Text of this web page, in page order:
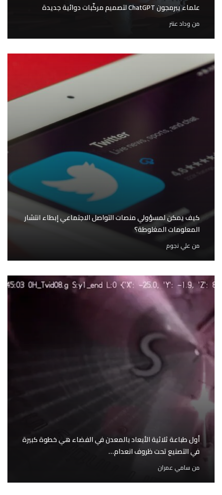
علماء يبرمجون ChatGPT لتصميم مركّبات دوائية جديدة
من وداد عنتر
كيف يمكن لمسؤولي منصات التواصل الاجتماعي إبطاء انتشار
المعلومات المغلوطة؟
من علي نجوم
أول طباعة ثلاثية الأبعاد بالمعدن في الفضاء هي خطوة كبيرة
في التصنيع تحت ظروف انعدام…
من سامي عمران